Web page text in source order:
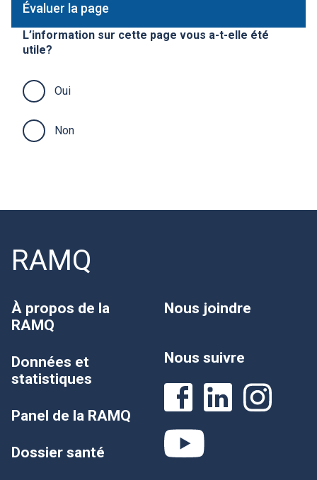
Évaluer la page
L’information sur cette page vous a-t-elle été
utile?
Oui
Non
RAMQ
À propos de la
RAMQ
Données et
statistiques
Panel de la RAMQ
Dossier santé
Nous joindre
Nous suivre